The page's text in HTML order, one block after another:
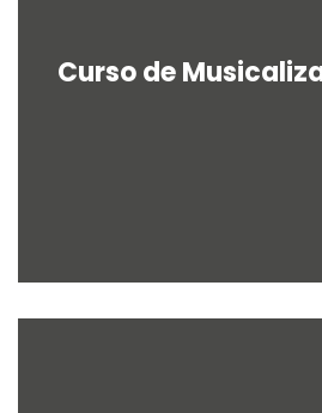
Curso de